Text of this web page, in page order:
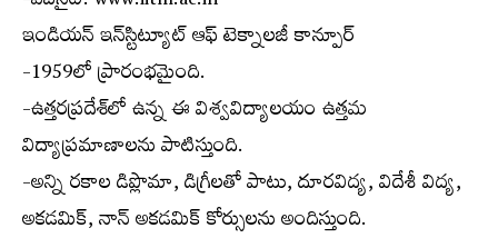
ఇండియన్ ఇన్‌స్టిట్యూట్ ఆఫ్ టెక్నాలజీ కాన్పూర్
-1959లో ప్రారంభమైంది.
-ఉత్తరప్రదేశ్‌లో ఉన్న ఈ విశ్వవిద్యాలయం ఉత్తమ
విద్యాప్రమాణాలను పాటిస్తుంది.
-అన్ని రకాల డిప్లొమా, డిగ్రీలతో పాటు, దూరవిద్య, విదేశీ విద్య,
అకడమిక్, నాన్ అకడమిక్ కోర్సులను అందిస్తుంది.